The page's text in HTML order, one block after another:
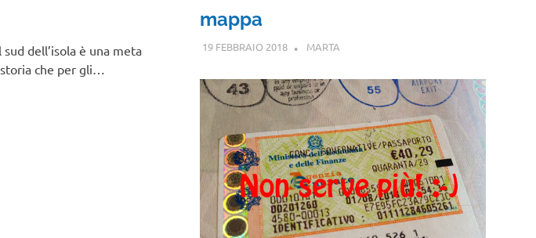
dell’isola è una meta
che per gli…
mappa
19 FEBBRAIO 2018 MARTA